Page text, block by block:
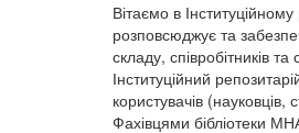
Вітаємо в
розповсюджує та
складу, співробітників та
Інституційний
користувачів (науковців,
Фахівцями бібліотеки